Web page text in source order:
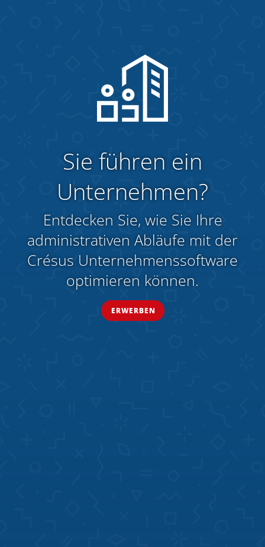
Sie führen ein
Unternehmen?
Entdecken Sie, wie Sie Ihre
administrativen Abläufe mit der
Crésus Unternehmenssoftware
optimieren können.
ERWERBEN